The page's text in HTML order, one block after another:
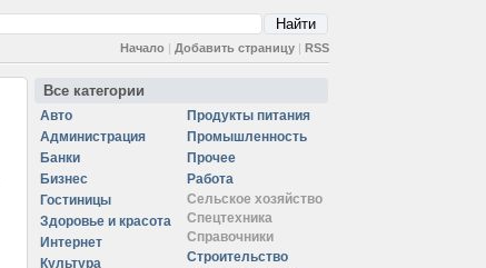
Начало | Добавить страницу | RSS
Все категории
Авто
Администрация
Банки
Бизнес
Гостиницы
Здоровье и красота
Интернет
Культура
Продукты питания
Промышленность
Прочее
Работа
Сельское хозяйство
Спецтехника
Справочники
Строительство